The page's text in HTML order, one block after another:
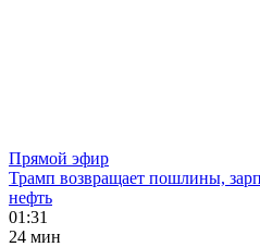
Прямой эфир
Трамп возвращает пошлины,
нефть
01:31
24 мин